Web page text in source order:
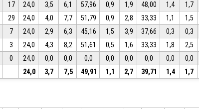
17 24,0 3,5 6,1 57,96 0,9 1,9 48,00 1,4 1,7
29 24,0 4,0 7,7 51,79 0,9 2,8 33,33 1,1 1,5
7 24,0 2,9 6,3 45,16 1,5 3,9 37,66 0,3 0,3
3 24,0 4,3 8,2 51,61 0,5 1,6 33,33 1,8 2,5
0 24,0 0,0 0,0 0,0 0,0 0,0 0,0 0,0 0,0
24,0 3,7 7,5 49,91 1,1 2,7 39,71 1,4 1,7